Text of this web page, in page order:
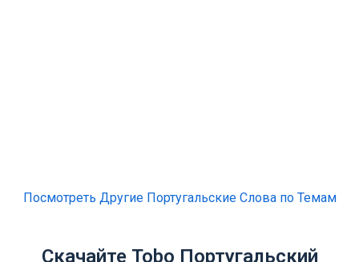
Посмотреть Другие Португальские Слова по Темам
Скачайте Tobo Португальский